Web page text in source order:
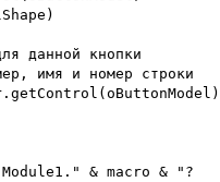
данной кнопки
имя и номер строки
& macro & "?